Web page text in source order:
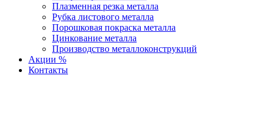
Плазменная резка металла
Рубка листового металла
Порошковая покраска металла
Цинкование металла
Производство металлоконструкций
Акции %
Контакты